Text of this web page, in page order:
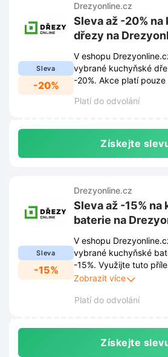
Sleva
-20%
Drezyonline.cz
Sleva až -20%
dřezy na
V eshopu
vybrané kuchyňské
-20%. Akce platí
Platí do odvolání
Získejte
Sleva
-15%
Drezyonline.cz
Sleva až -15% na
baterie na
V eshopu
vybrané kuchyňské
-15%. Využijte tuto
nákupu kvalitního
Zobrazit více
Platí do odvolání
Získejte